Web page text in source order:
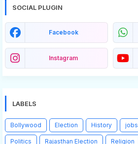
SOCIAL PLUGIN
Facebook
Instagram
LABELS
Bollywood Election History jobs
Politics Rajasthan Election Religion